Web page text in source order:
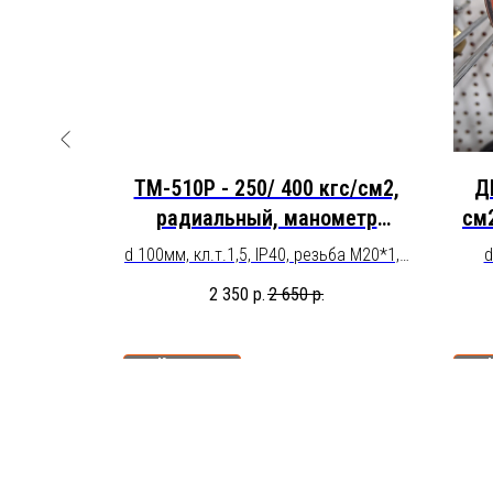
ТМ-510Р - 250/ 400 кгс/см2,
радиальный, манометр
технический
d 100мм, кл.т.1,5, IP40, резьба М20*1,5
+150°С.
2 350 р.2 650 р.
Купить